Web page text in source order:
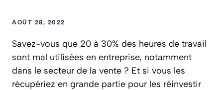
AOÛT 28, 2022
Savez-vous que 20 à 30% des heures de travail
sont mal utilisées en entreprise, notamment
dans le secteur de la vente ? Et si vous les
récupériez en grande partie pour les réinvestir